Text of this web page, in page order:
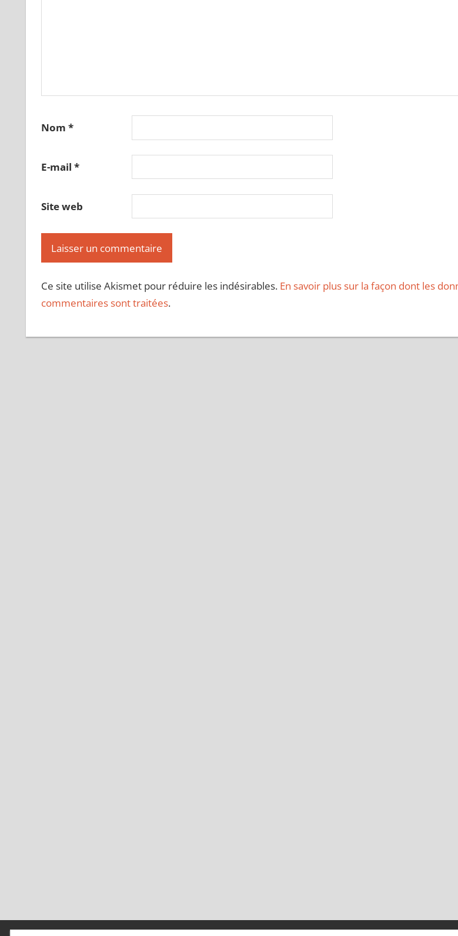
Nom *
E-mail *
Site web
Ce site utilise Akismet pour réduire les indésirables. En savoir plus sur la façon dont les
commentaires sont traitées.